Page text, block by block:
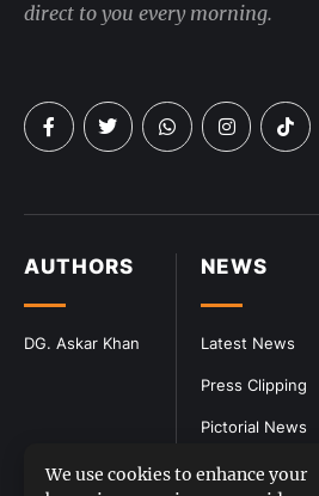
NEWS
Latest News
Press Clipping
Pictorial News
AUTHORS
DG. Askar Khan
direct to you every morning.
We use cookies to enhance your